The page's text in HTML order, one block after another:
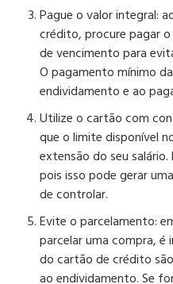
Pague o valor integral:
crédito, procure pagar
de vencimento para
O pagamento mínimo
endividamento e ao
Utilize o cartão com
que o limite disponível
extensão do seu
pois isso pode gerar
de controlar.
Evite o parcelamento:
parcelar uma compra,
do cartão de crédito
ao endividamento. Se